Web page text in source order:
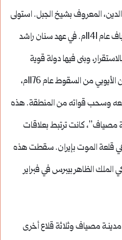
المعروف بشيخ الجبل. استولى
الإسماعيليون على مدينـة مصياف عام 1141م. في عهد سنان راشد
وبنى فيها دولة قوية
استعصت حتى على صلاح الدين الأيوبي من السقوط عام 1176م،
وسحب قواته من المنطقة. هذه
مصياف”، كانت ترتبط بعلاقات
قلعة الموت بإيران. سقطت هذه
الملك الظاهر بيبرس في فبراير
مصياف وثلاثة قلاع أخرى